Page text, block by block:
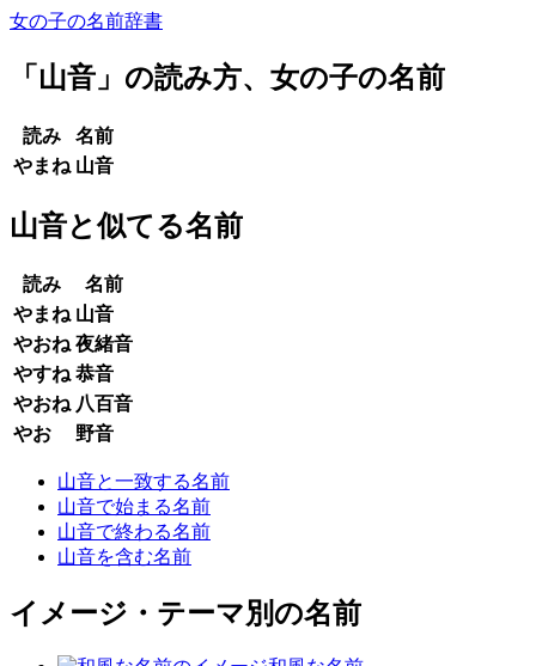
女の子の名前辞書
「 山音 」の読み方、女の子の名前
読み
名前
やまね 山音
山音と似てる名前
読み
名前
やまね 山音
やおね 夜緒音
やすね 恭音
やおね 八百音
やお
野音
山音と一致する名前
山音で始まる名前
山音で終わる名前
山音を含む名前
イメージ・テーマ別の名前